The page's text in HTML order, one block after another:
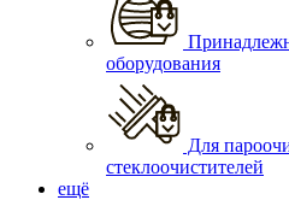
оборудования
Для
стеклоочистителей
ещё